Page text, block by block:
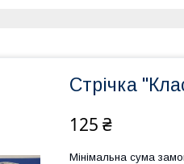
Стрічка
125 ₴
Мінімальна сума